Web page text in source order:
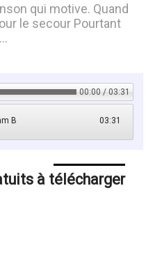
qui motive. Quand
le secour Pourtant
00:00 / 03:31
03:31
B
à télécharger